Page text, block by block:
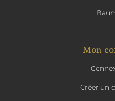
Mon
Créer un